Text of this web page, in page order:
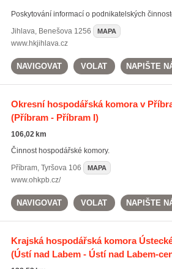
Poskytování informací o podnikatelských
Jihlava, Benešova 1256 MAPA
www.hkjihlava.cz
NAVIGOVAT VOLAT NAPIŠTE
Okresní hospodářská komora v
(Příbram - Příbram I)
106,02 km
Činnost hospodářské komory.
Příbram, Tyršova 106 MAPA
www.ohkpb.cz/
NAVIGOVAT VOLAT NAPIŠTE
Krajská hospodářská komora
(Ústí nad Labem - Ústí nad Labem-